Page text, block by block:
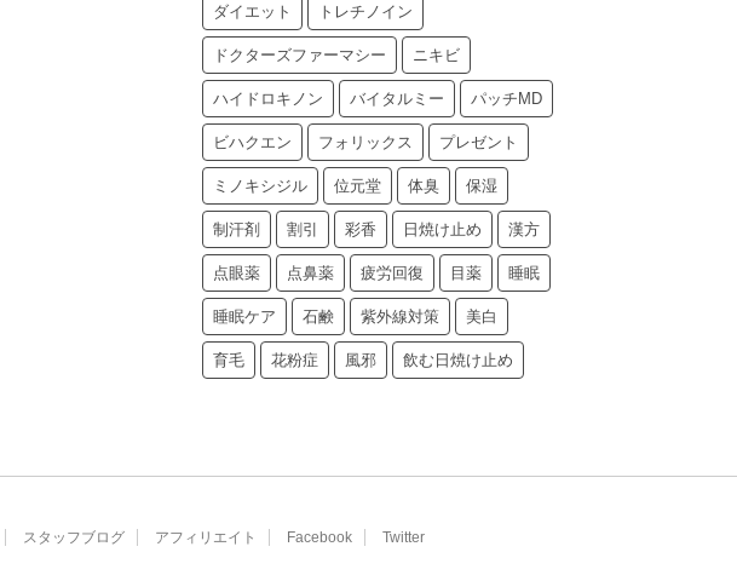
ダイエット トレチノイン
ドクターズファーマシー ニキビ
ハイドロキノン バイタルミー パッチMD
ビハクエン フォリックス プレゼント
ミノキシジル 位元堂 体臭 保湿
制汗剤 割引 彩香 日焼け止め 漢方
点眼薬 点鼻薬 疲労回復 目薬 睡眠
睡眠ケア 石鹸 紫外線対策 美白
育毛 花粉症 風邪 飲む日焼け止め
スタッフブログ アフィリエイト Facebook Twitter